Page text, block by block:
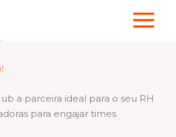
esportivas, bem-estar e
a parceira ideal para o seu RH
para engajar times